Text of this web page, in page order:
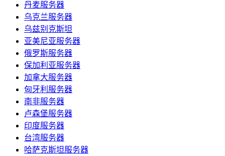
丹麦服务器
乌克兰服务器
乌兹别克斯坦
亚美尼亚服务器
俄罗斯服务器
保加利亚服务器
加拿大服务器
匈牙利服务器
南非服务器
卢森堡服务器
印度服务器
台湾服务器
哈萨克斯坦服务器